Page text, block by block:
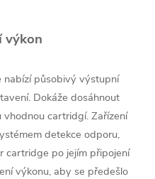
výkon
nabízí působivý výstupní
Dokáže dosáhnout
cartridgí. Zařízení
detekce odporu,
cartridge po jejím připojení
výkonu, aby se předešlo